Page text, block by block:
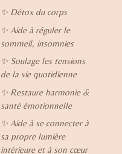
✨Détox du corps
✨Aide à réguler le
sommeil, insomnies
✨ Soulage les tensions
de la vie quotidienne
✨ Restaure harmonie &
santé émotionnelle
✨Aide à se connecter à
sa propre lumière
intérieure et à son cœur